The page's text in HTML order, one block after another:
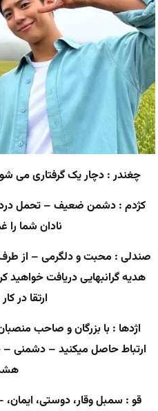
چغندر : دچار یک گرفتاری می
کژدم : دشمن ضعیف – تحمل
نادان شما را
صندلی : محبت و دلگرمی – از
هدیه گرانبهایی دریافت خواهید
ارتقا در
اژدها : با بزرگان و صاحب
ارتباط حاصل میکنید – دشمنی
قو : سمبل وقار، دوستی،